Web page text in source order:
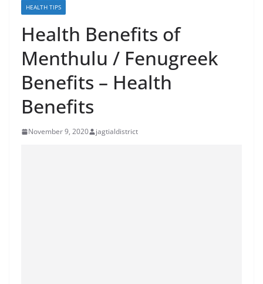
HEALTH TIPS
Health Benefits of
Menthulu / Fenugreek
Benefits – Health
Benefits
November 9, 2020 jagtialdistrict